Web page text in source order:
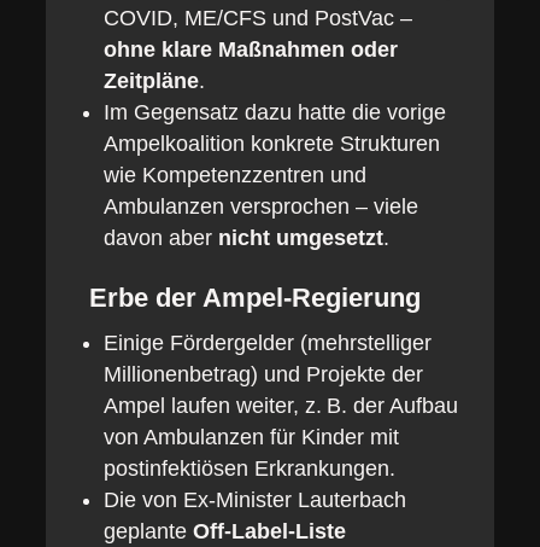
COVID, ME/CFS und PostVac –
ohne klare Maßnahmen oder
Zeitpläne.
Im Gegensatz dazu hatte die vorige
Ampelkoalition konkrete Strukturen
wie Kompetenzzentren und
Ambulanzen versprochen – viele
davon aber nicht umgesetzt.
Erbe der Ampel-Regierung
Einige Fördergelder (mehrstelliger
Millionenbetrag) und Projekte der
Ampel laufen weiter, z. B. der Aufbau
von Ambulanzen für Kinder mit
postinfektiösen Erkrankungen.
Die von Ex-Minister Lauterbach
geplante Off-Label-Liste